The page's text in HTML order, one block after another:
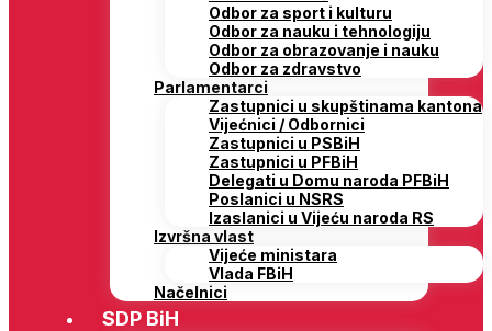
Odbor za sport i kulturu
Odbor za nauku i tehnologiju
Odbor za obrazovanje i nauku
Odbor za zdravstvo
Parlamentarci
Zastupnici u skupštinama kantona
Vijećnici / Odbornici
Zastupnici u PSBiH
Zastupnici u PFBiH
Delegati u Domu naroda PFBiH
Poslanici u NSRS
Izaslanici u Vijeću naroda RS
Izvršna vlast
Vijeće ministara
Vlada FBiH
Načelnici
SDP BiH